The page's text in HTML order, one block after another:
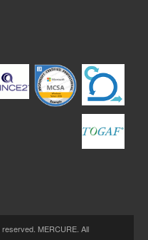
reserved. MERCURE. All